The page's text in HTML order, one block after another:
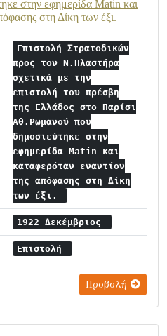
στην εφημερίδα Matin και
στη Δίκη των έξι.
Επιστολή Στρατοδικών
προς τον Ν.Πλαστήρα
σχετικά με την
επιστολή του πρέσβη
της Ελλάδος στο Παρίσι
Αθ.Ρωμανού που
δημοσιεύτηκε στην
εφημερίδα Matin και
καταφερόταν εναντίον
της απόφασης στη Δίκη
των έξι.
1922 Δεκέμβριος
Επιστολή
Προβολή